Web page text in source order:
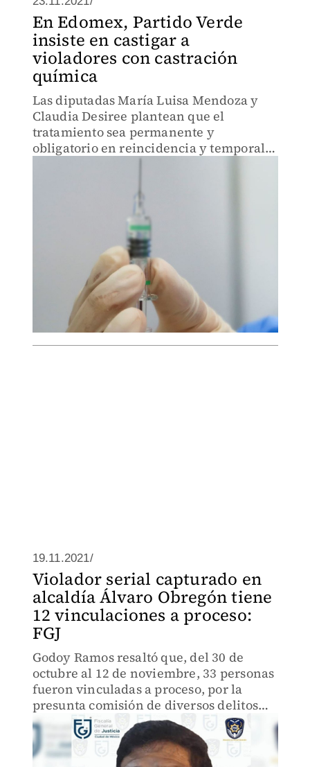
En Edomex, Partido Verde
insiste en castigar a
violadores con castración
química
Las diputadas María Luisa Mendoza y
Claudia Desiree plantean que el
tratamiento sea permanente y
obligatorio en reincidencia y temporal
en la primera vez.
19.11.2021/
Violador serial capturado en
alcaldía Álvaro Obregón tiene
12 vinculaciones a proceso:
FGJ
Godoy Ramos resaltó que, del 30 de
octubre al 12 de noviembre, 33 personas
fueron vinculadas a proceso, por la
presunta comisión de diversos delitos
contra mujeres.